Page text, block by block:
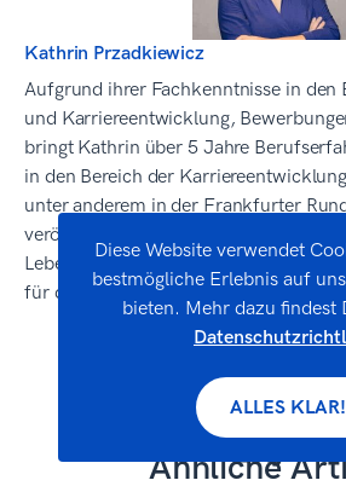
Kathrin Przadkiewicz
Aufgrund ihrer Fachkenntnisse in den
und Karriereentwicklung,
bringt Kathrin über 5 Jahre
in den Bereich der
unter anderem in der Frankfurter
veröffentlicht, in denen sie kostenlose
Lebenslauf-Vorlagen von Zety und
für das Verfassen von Lebensläufen
Ähnliche
Diese Website verwendet
bestmögliche Erlebnis auf
bieten. Mehr dazu findest
ALLES KLAR!